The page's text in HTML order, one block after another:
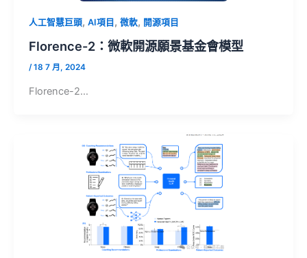
人工智慧巨頭, AI項目 , 微軟, 開源項目
Florence-2：微軟開源願景基金會模型
/18 7 月, 2024
Florence-2…